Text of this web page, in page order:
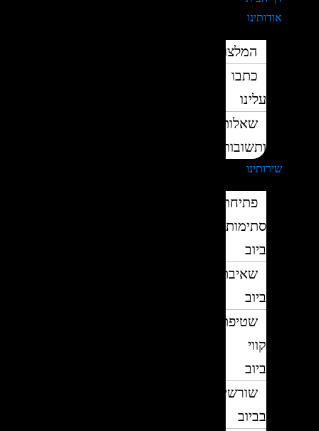
אודותינו
המלצות
כתבו
עלינו
שאלות
ותשובות
שירותינו
פתיחת
סתימות
ביוב
שאיבת
ביוב
שטיפת
קווי
ביוב
שורשים
בביוב